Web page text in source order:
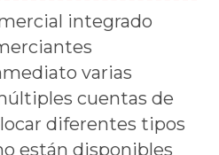
integrado
varias
cuentas de
diferentes tipos
están disponibles